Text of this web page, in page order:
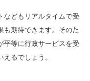
などもリアルタイムで受
も期待できます。そのた
平等に行政サービスを受
るでしょう。